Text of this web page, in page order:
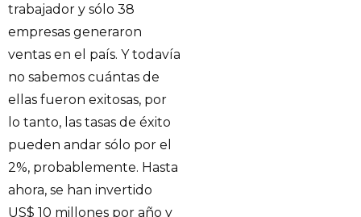
trabajador y sólo 38
empresas generaron
ventas en el país. Y todavía
no sabemos cuántas de
ellas fueron exitosas, por
lo tanto, las tasas de éxito
pueden andar sólo por el
2%, probablemente. Hasta
ahora, se han invertido
US$ 10 millones por año y